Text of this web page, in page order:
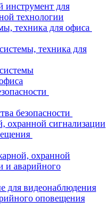
инструмент для
технологии
техника для офиса
техника для
безопасности
охранной сигнализации
охранной
и аварийного
для видеонаблюдения
оповещения